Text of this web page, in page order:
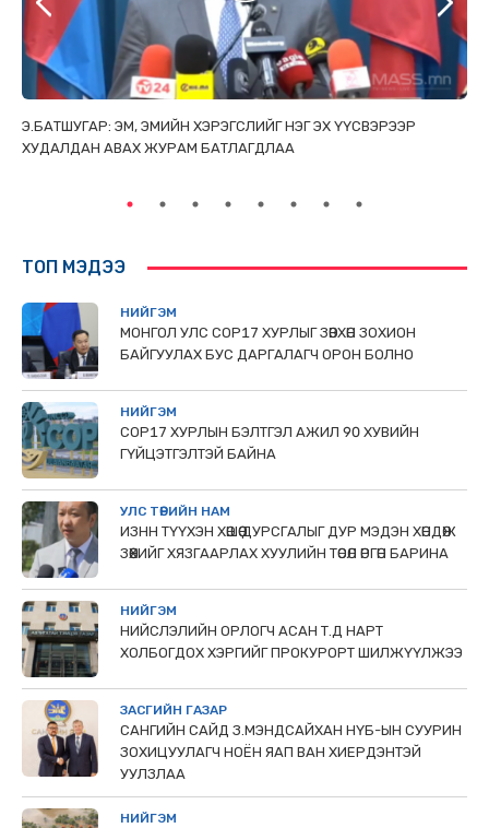
Э.БАТШУГАР: ЭМ, ЭМИЙН ХЭРЭГСЛИЙГ НЭГ ЭХ ҮҮСВЭРЭЭР
ХУДАЛДАН АВАХ ЖУРАМ БАТЛАГДЛАА
ТОП МЭДЭЭ
НИЙГЭМ
МОНГОЛ УЛС СОР17 ХУРЛЫГ ЗӨВХӨН ЗОХИОН
БАЙГУУЛАХ БУС ДАРГАЛАГЧ ОРОН БОЛНО
НИЙГЭМ
COP17 ХУРЛЫН БЭЛТГЭЛ АЖИЛ 90 ХУВИЙН
ГҮЙЦЭТГЭЛТЭЙ БАЙНА
УЛС ТӨРИЙН НАМ
ИЗНН ТҮҮХЭН ХӨШӨӨ ДУРСГАЛЫГ ДУР МЭДЭН ХӨНДӨЖ
ЗӨӨХИЙГ ХЯЗГААРЛАХ ХУУЛИЙН ТӨСӨЛ ӨРГӨН БАРИНА
НИЙГЭМ
НИЙСЛЭЛИЙН ОРЛОГЧ АСАН Т.Д НАРТ
ХОЛБОГДОХ ХЭРГИЙГ ПРОКУРОРТ ШИЛЖҮҮЛЖЭЭ
ЗАСГИЙН ГАЗАР
САНГИЙН САЙД З.МЭНДСАЙХАН НҮБ-ЫН СУУРИН
ЗОХИЦУУЛАГЧ НОЁН ЯАП ВАН ХИЕРДЭНТЭЙ
УУЛЗЛАА
НИЙГЭМ